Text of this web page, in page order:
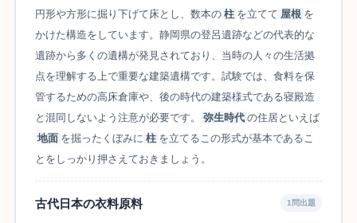
円形や方形に掘り下げて床とし、数本の 柱 を立てて 屋根 を
かけた構造をしています。静岡県の登呂遺跡などの代表的な
遺跡から多くの遺構が発見されており、当時の人々の生活拠
点を理解する上で重要な建築遺構です。試験では、食料を保
管するための高床倉庫や、後の時代の建築様式である寝殿造
と混同しないよう注意が必要です。
弥生時代 の住居といえば
地面 を掘ったくぼみに 柱 を立てるこの形式が基本であるこ
とをしっかり押さえておきましょう。
古代日本の衣料原料 1問出題